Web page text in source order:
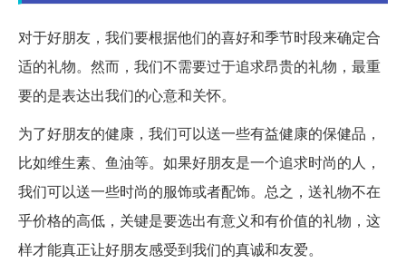
对于好朋友，我们要根据他们的喜好和季节时段来确定合
适的礼物。然而，我们不需要过于追求昂贵的礼物，最重
要的是表达出我们的心意和关怀。
为了好朋友的健康，我们可以送一些有益健康的保健品，
比如维生素、鱼油等。如果好朋友是一个追求时尚的人，
我们可以送一些时尚的服饰或者配饰。总之，送礼物不在
乎价格的高低，关键是要选出有意义和有价值的礼物，这
样才能真正让好朋友感受到我们的真诚和友爱。